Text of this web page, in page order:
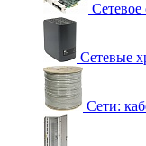
Сетевое
Сетевые
Сети: